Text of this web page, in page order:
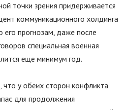
точки зрения придерживается
коммуникационного холдинга
его прогнозам, даже после
специальная военная
еще минимум год.
что у обеих сторон конфликта
для продолжения